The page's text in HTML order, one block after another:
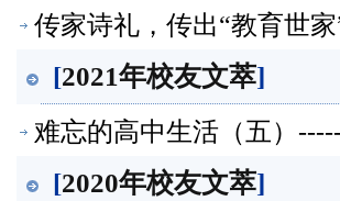
传家诗礼，传出“教育世
[2021年校友文萃]
难忘的高中生活（五）
[2020年校友文萃]